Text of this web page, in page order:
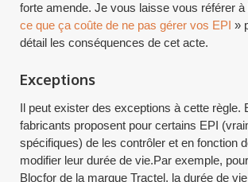
forte amende. Je vous laisse vous référer à
ce que ça coûte de ne pas gérer vos EPI»
détail les conséquences de cet acte.
Exceptions
Il peut exister des exceptions à cette règle.
fabricants proposent pour certains EPI
spécifiques) de les contrôler et en fonction
modifier leur durée de vie.Par exemple,
Blocfor de la marque Tractel, la durée de